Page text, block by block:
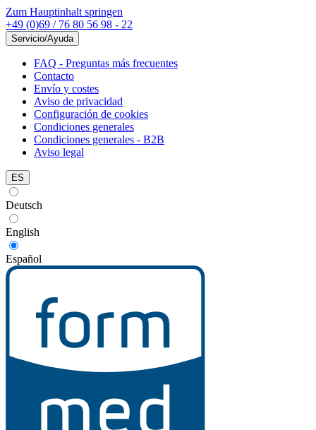
Zum Hauptinhalt springen
+49 (0)69 / 76 80 56 98 - 22
Servicio/Ayuda
FAQ - Preguntas más frecuentes
Contacto
Envío y costes
Aviso de privacidad
Configuración de cookies
Condiciones generales
Condiciones generales - B2B
Aviso legal
ES
Deutsch
English
Español